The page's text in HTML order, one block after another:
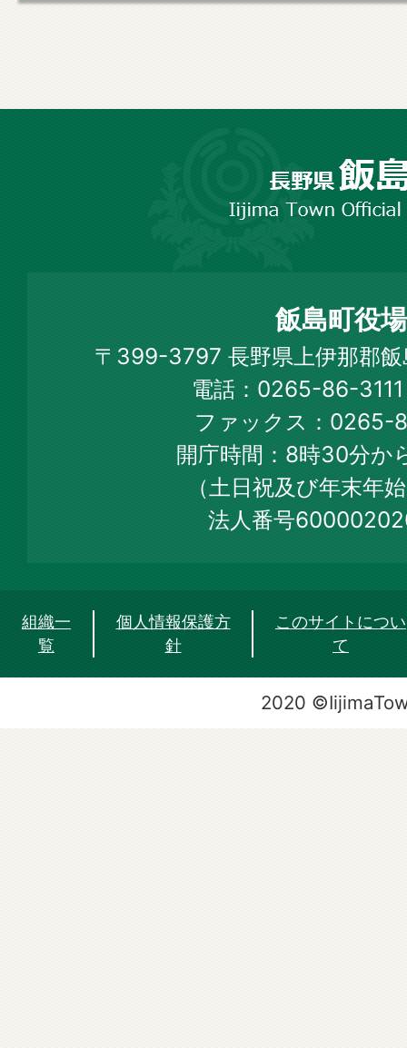
Town
Official
Site
飯島町役場
〒399-3797 長野県上伊那郡
電話：0265-86-
ファックス：0265-
開庁時間：8時30分か
（土日祝及び年末年
法人番号
組織一
覧
個人情報保護方
針
このサイトについ
て
2020